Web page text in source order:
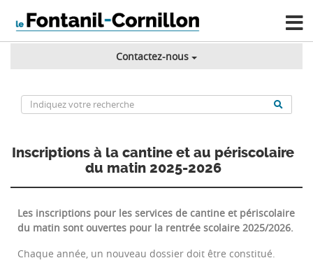
Contactez-nous
Inscriptions à la cantine et au périscolaire
du matin 2025-2026
Les inscriptions pour les services de cantine et périscolaire
du matin sont ouvertes pour la rentrée scolaire 2025/2026.
Chaque année, un nouveau dossier doit être constitué.